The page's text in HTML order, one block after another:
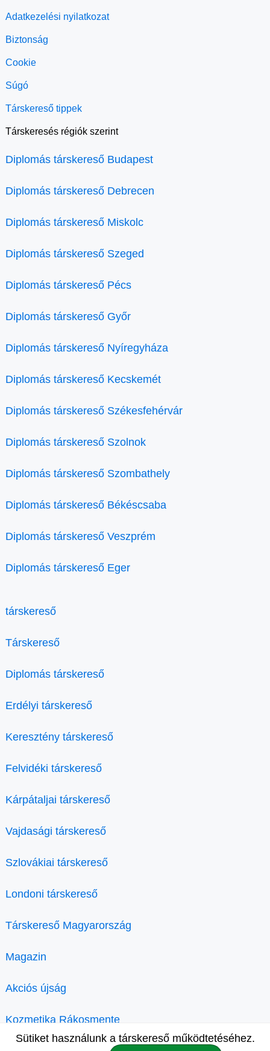
Adatkezelési nyilatkozat
Biztonság
Cookie
Súgó
Társkereső tippek
Társkeresés régiók szerint
Diplomás társkereső Budapest
Diplomás társkereső Debrecen
Diplomás társkereső Miskolc
Diplomás társkereső Szeged
Diplomás társkereső Pécs
Diplomás társkereső Győr
Diplomás társkereső Nyíregyháza
Diplomás társkereső Kecskemét
Diplomás társkereső Székesfehérvár
Diplomás társkereső Szolnok
Diplomás társkereső Szombathely
Diplomás társkereső Békéscsaba
Diplomás társkereső Veszprém
Diplomás társkereső Eger
társkereső
Társkereső
Diplomás társkereső
Erdélyi társkereső
Keresztény társkereső
Felvidéki társkereső
Kárpátaljai társkereső
Vajdasági társkereső
Szlovákiai társkereső
Londoni társkereső
Társkereső Magyarország
Magazin
Akciós újság
Kozmetika Rákosmente
Sütiket használunk a társkereső működtetéséhez.